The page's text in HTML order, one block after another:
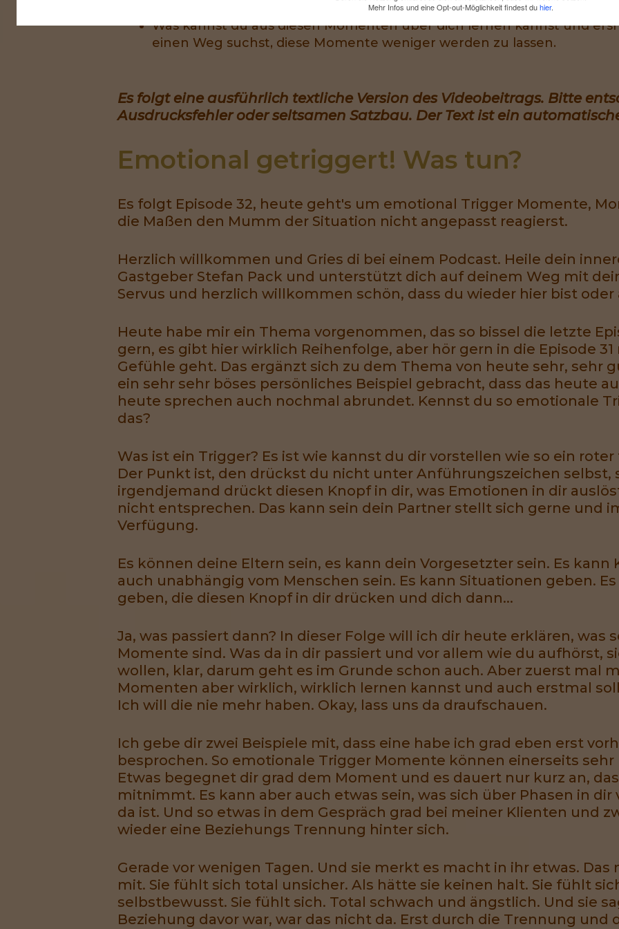
Was passiert in diesen Momenten in dir.
Was kannst du aus diesen Momenten über dich lernen kannst und
einen Weg suchst, diese Momente weniger werden zu lassen.
Es folgt eine ausführlich textliche Version des Videobeitrags. Bitte
Ausdrucksfehler oder seltsamen Satzbau. Der Text ist ein
Emotional getriggert! Was tun?
Es folgt Episode 32, heute geht's um emotional Trigger Momente,
die Maßen den Mumm der Situation nicht angepasst reagierst.
Herzlich willkommen und Gries di bei einem Podcast. Heile dein
Gastgeber Stefan Pack und unterstützt dich auf deinem Weg mit
Servus und herzlich willkommen schön, dass du wieder hier bist
Heute habe mir ein Thema vorgenommen, das so bissel die letzte
gern, es gibt hier wirklich Reihenfolge, aber hör gern in die Episode
Gefühle geht. Das ergänzt sich zu dem Thema von heute sehr, sehr
ein sehr sehr böses persönliches Beispiel gebracht, dass das heute
heute sprechen auch nochmal abrundet. Kennst du so emotionale
das?
Was ist ein Trigger? Es ist wie kannst du dir vorstellen wie so ein
Der Punkt ist, den drückst du nicht unter Anführungszeichen selbst,
irgendjemand drückt diesen Knopf in dir, was Emotionen in dir
nicht entsprechen. Das kann sein dein Partner stellt sich gerne und
Verfügung.
Es können deine Eltern sein, es kann dein Vorgesetzter sein. Es kann
auch unabhängig vom Menschen sein. Es kann Situationen geben.
geben, die diesen Knopf in dir drücken und dich dann...
Ja, was passiert dann? In dieser Folge will ich dir heute erklären, was
Momente sind. Was da in dir passiert und vor allem wie du aufhörst,
wollen, klar, darum geht es im Grunde schon auch. Aber zuerst mal
Momenten aber wirklich, wirklich lernen kannst und auch erstmal
Ich will die nie mehr haben. Okay, lass uns da draufschauen.
Ich gebe dir zwei Beispiele mit, dass eine habe ich grad eben erst
besprochen. So emotionale Trigger Momente können einerseits
Etwas begegnet dir grad dem Moment und es dauert nur kurz an,
mitnimmt. Es kann aber auch etwas sein, was sich über Phasen in
da ist. Und so etwas in dem Gespräch grad bei meiner Klienten und
wieder eine Beziehungs Trennung hinter sich.
Gerade vor wenigen Tagen. Und sie merkt es macht in ihr etwas.
mit. Sie fühlt sich total unsicher. Als hätte sie keinen halt. Sie fühlt
selbstbewusst. Sie fühlt sich. Total schwach und ängstlich. Und sie
Beziehung davor war, war das nicht da. Erst durch die Trennung und
Mehr Infos und eine Opt-out-Möglichkeit findest duhier.